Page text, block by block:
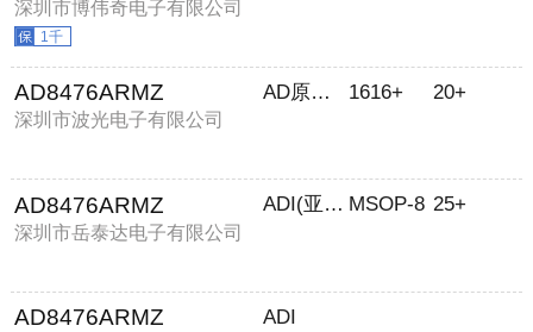
深圳市博伟奇电子有限公司
1千
AD8476ARMZ
深圳市波光电子有限公司
AD原装订货 1616+ 20+
AD8476ARMZ
深圳市岳泰达电子有限公司
ADI(亚德诺) MSOP-8 25+
AD8476ARMZ ADI